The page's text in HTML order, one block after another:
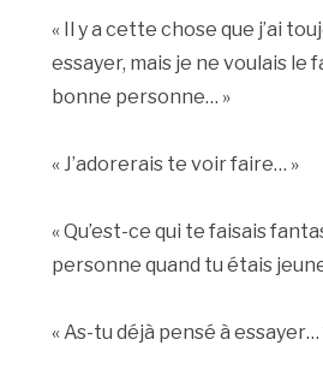
« Il y a cette chose que j’ai
essayer, mais je ne voulais le
bonne personne… »
« J’adorerais te voir faire… »
« Qu’est-ce qui te faisais
personne quand tu étais
« As-tu déjà pensé à essayer…